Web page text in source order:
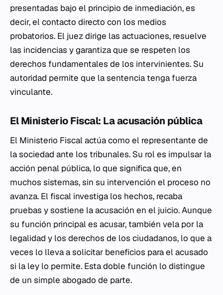
presentadas bajo el principio de inmediación, es
decir, el contacto directo con los medios
probatorios. El juez dirige las actuaciones, resuelve
las incidencias y garantiza que se respeten los
derechos fundamentales de los intervinientes. Su
autoridad permite que la sentencia tenga fuerza
vinculante.
El Ministerio Fiscal: La acusación pública
El Ministerio Fiscal actúa como el representante de
la sociedad ante los tribunales. Su rol es impulsar la
acción penal pública, lo que significa que, en
muchos sistemas, sin su intervención el proceso no
avanza. El fiscal investiga los hechos, recaba
pruebas y sostiene la acusación en el juicio. Aunque
su función principal es acusar, también vela por la
legalidad y los derechos de los ciudadanos, lo que a
veces lo lleva a solicitar beneficios para el acusado
si la ley lo permite. Esta doble función lo distingue
de un simple abogado de parte.